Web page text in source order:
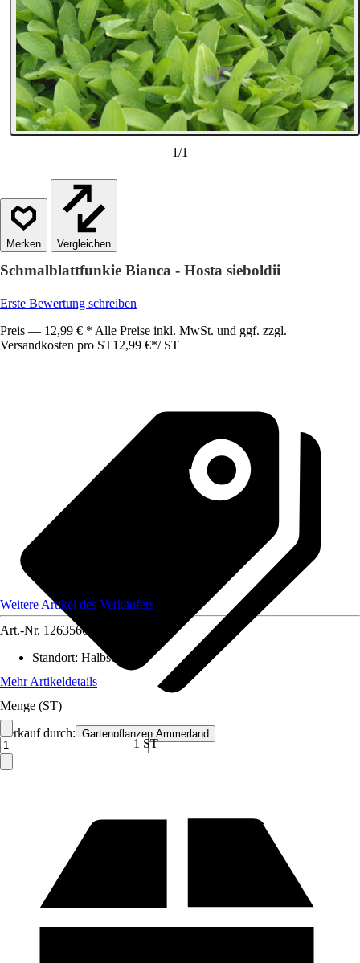
1/1
Vergleichen
Schmalblattfunkie Bianca - Hosta sieboldii
Erste Bewertung schreiben
Preis — 12,99 € * Alle Preise inkl. MwSt. und ggf. zzgl.
Versandkosten pro ST12,99 €*/ ST
Verkauf durch: Gartenpflanzen Ammerland
Weitere Artikel des Verkäufers
Art.-Nr. 12635660
Standort: Halbschatten
Mehr Artikeldetails
Menge (ST)
1 ST